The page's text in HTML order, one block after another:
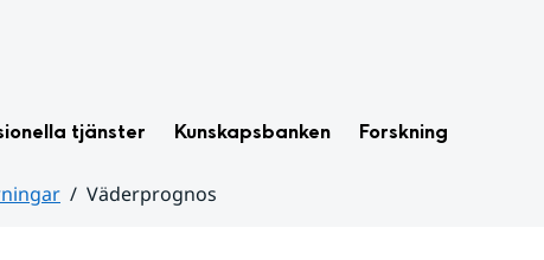
tjänster Kunskapsbanken Forskning
Väderprognos